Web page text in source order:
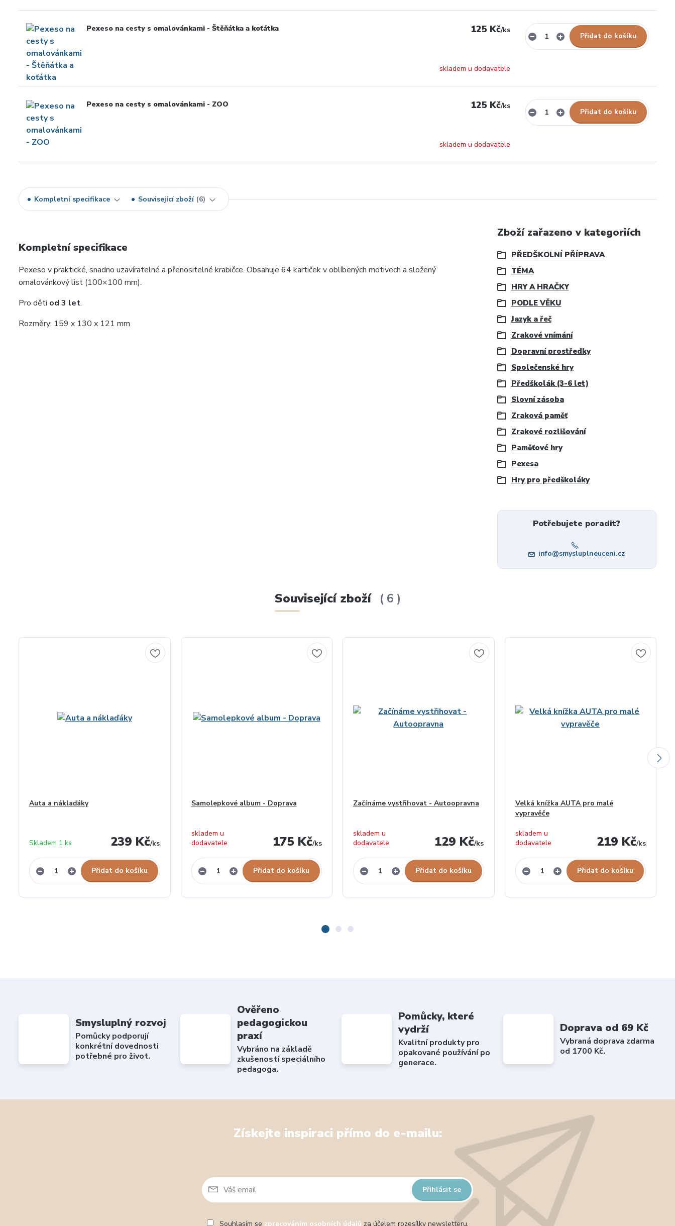
Pexeso na cesty s omalovánkami - Štěňátka a koťátka 125 Kč/ks
skladem u dodavatele
Přidat do košíku
Pexeso na cesty s omalovánkami - ZOO 125 Kč/ks
skladem u dodavatele
Přidat do košíku
Kompletní specifikace Související zboží 6
Kompletní specifikace
Pexeso v praktické, snadno uzavíratelné a přenositelné krabičce. Obsahuje 64 kartiček v oblíbených motivech a složený
omalovánkový list (100×100 mm).
Pro děti od 3 let.
Rozměry: 159 x 130 x 121 mm
Zboží zařazeno v kategoriích
PŘEDŠKOLNÍ PŘÍPRAVA
TÉMA
HRY A HRAČKY
PODLE VĚKU
Jazyk a řeč
Zrakové vnímání
Dopravní prostředky
Společenské hry
Předškolák (3-6 let)
Slovní zásoba
Zraková paměť
Zrakové rozlišování
Paměťové hry
Pexesa
Hry pro předškoláky
Potřebujete poradit?
info@smysluplneuceni.cz
Související zboží 6
Auta a náklaďáky
239 Kč/ks
Skladem 1 ks
Přidat do košíku
Samolepkové album - Doprava
175 Kč/ks
skladem u
dodavatele
Přidat do košíku
Začínáme vystřihovat - Autoopravna
129 Kč/ks
skladem u
dodavatele
Přidat do košíku
Velká knížka AUTA pro malé
vypravěče
219 Kč/ks
skladem u
dodavatele
Přidat do košíku
Smysluplný rozvoj
Pomůcky podporují
konkrétní dovednosti
potřebné pro život.
Ověřeno
pedagogickou
praxí
Vybráno na základě
zkušeností speciálního
pedagoga.
Pomůcky, které
vydrží
Kvalitní produkty pro
opakované používání po
generace.
Doprava od 69 Kč
Vybraná doprava zdarma
od 1700 Kč.
Získejte inspiraci přímo do e-mailu:
Přihlásit se
Souhlasím se zpracováním osobních údajů za účelem rozesílky newsletteru.